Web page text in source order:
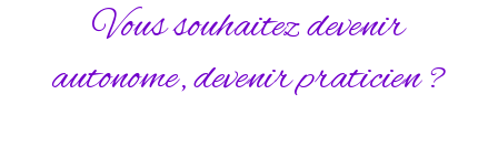
Vous souhaitez devenir
autonome, devenir praticien ?